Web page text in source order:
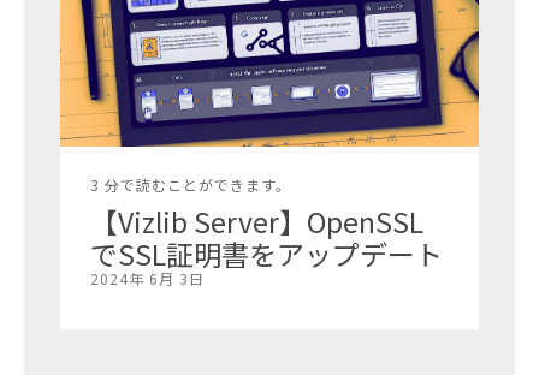
3 分で読むことができます。
【Vizlib Server】OpenSSL
でSSL証明書をアップデート
2024年 6月 3日